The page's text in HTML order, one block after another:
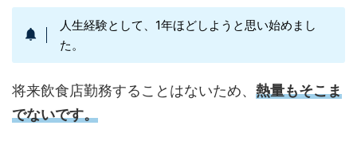
人生経験として、1年ほどしようと思い始めまし
た。
将来飲食店勤務することはないため、 熱量もそこま
でないです。